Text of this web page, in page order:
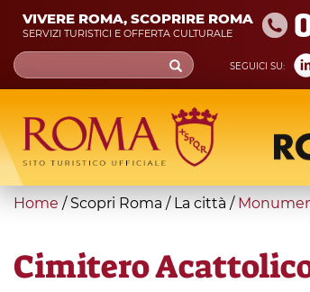
Skip
main
content
VIVERE ROMA, SCOPRIRE ROMA
SERVIZI TURISTICI E OFFERTA CULTURALE
SEGUICI SU:
Search
form
Cerca
You
here
Home / Scopri Roma / La città /
Cimitero